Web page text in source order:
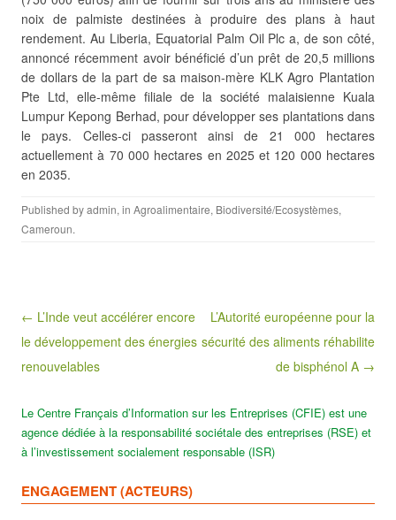
noix de palmiste destinées à produire des plans à haut
rendement. Au Liberia, Equatorial Palm Oil Plc a, de son côté,
annoncé récemment avoir bénéficié d’un prêt de 20,5 millions
de dollars de la part de sa maison-mère KLK Agro Plantation
Pte Ltd, elle-même filiale de la société malaisienne Kuala
Lumpur Kepong Berhad, pour développer ses plantations dans
le pays. Celles-ci passeront ainsi de 21 000 hectares
actuellement à 70 000 hectares en 2025 et 120 000 hectares
en 2035.
Published byadmin, in Agroalimentaire, Biodiversité/Ecosystèmes,
Cameroun.
Post navigation
← L’Inde veut accélérer encore
le développement des énergies
renouvelables
L’Autorité européenne pour la
sécurité des aliments réhabilite
de bisphénol A →
Le Centre Français d’Information sur les Entreprises (CFIE) est une
agence dédiée à la responsabilité sociétale des entreprises (RSE) et
à l’investissement socialement responsable (ISR)
ENGAGEMENT (ACTEURS)